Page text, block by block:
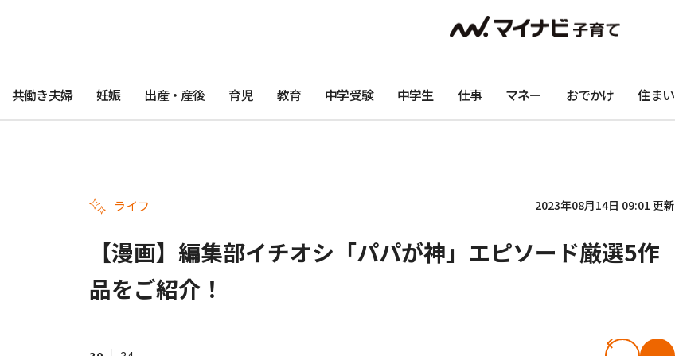
共働き夫婦 妊娠 出産・産後 育児 教育 中学受験 中学生 仕事 マネー おでかけ 住まい
ライフ 2023年08月14日 09:01 更新
【漫画】編集部イチオシ「パパが神」エピソード厳選5作
品をご紹介！